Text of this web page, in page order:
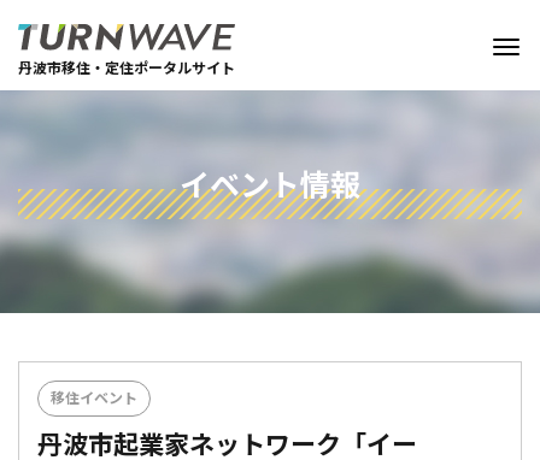
丹波市移住・定住ポータルサイト
イベント情報
移住イベント
丹波市起業家ネットワーク「イー